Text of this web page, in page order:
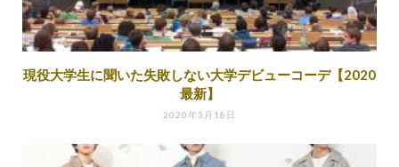
現役大学生に聞いた失敗しない大学デビューコーデ【2020
最新】
2020年3月18日